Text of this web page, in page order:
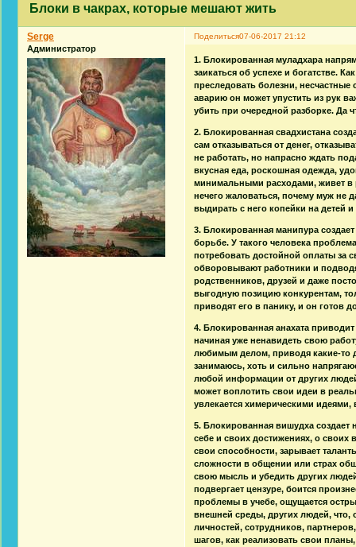
Блоки в чакрах, которые мешают жить
Поделиться07-06-2017 21:12
Serge
Администратор
1. Блокированная муладхара
заикаться об успехе и богатстве.
преследовать болезни, несчастные
аварию он может упустить из рук
убить при очередной разборке. Да
2. Блокированная свадхистана
сам отказываться от денег,
не работать, но напрасно ждать
вкусная еда, роскошная одежда,
минимальными расходами, живет в
нечего жаловаться, почему муж не
выдирать с него копейки на детей
3. Блокированная манипура
борьбе. У такого человека
потребовать достойной оплаты за
обворовывают работники и
родственников, друзей и даже
выгодную позицию конкурентам,
приводят его в панику, и он готов
4. Блокированная анахата
начиная уже ненавидеть свою
любимым делом, приводя какие-то
занимаюсь, хоть и сильно
любой информации от других
может воплотить свои идеи в
увлекается химерическими
5. Блокированная вишудха
себе и своих достижениях, о своих
свои способности, зарывает
сложности в общении или страх
свою мысль и убедить других
подвергает цензуре, боится
проблемы в учебе, ощущается
внешней среды, других людей, что,
личностей, сотрудников,
шагов, как реализовать свои